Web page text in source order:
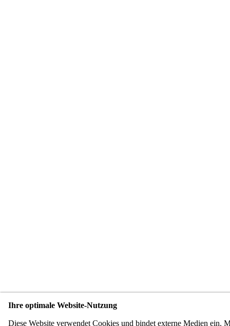
Ihre optimale Website-Nutzung
Diese Website verwendet Cookies und bindet externe Medien